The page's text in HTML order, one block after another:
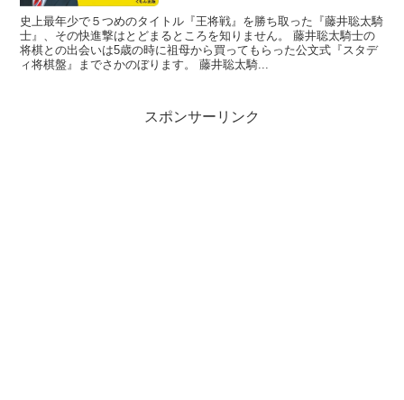
史上最年少で５つめのタイトル『王将戦』を勝ち取った『藤井聡太騎
士』、その快進撃はとどまるところを知りません。 藤井聡太騎士の
将棋との出会いは5歳の時に祖母から買ってもらった公文式『スタデ
ィ将棋盤』までさかのぼります。 藤井聡太騎...
スポンサーリンク